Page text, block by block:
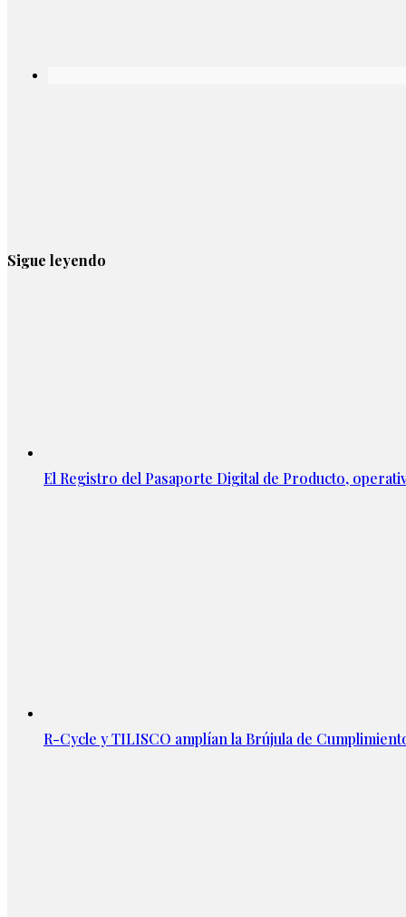
Sigue leyendo
El Registro del Pasaporte Digital de Producto,
R-Cycle y TILISCO amplían la Brújula de